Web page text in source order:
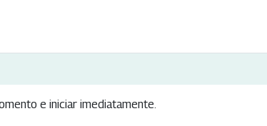
e iniciar imediatamente.